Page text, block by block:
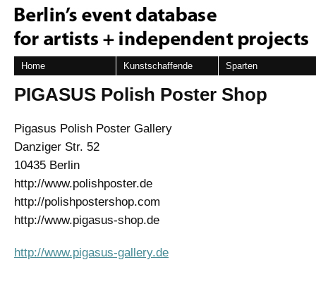
Home Kunstschaffende Sparten
PIGASUS Polish Poster Shop
Pigasus Polish Poster Gallery
Danziger Str. 52
10435 Berlin
http://www.polishposter.de
http://polishpostershop.com
http://www.pigasus-shop.de
http://www.pigasus-gallery.de